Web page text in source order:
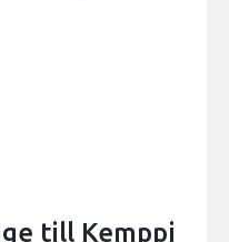
till Kemppi